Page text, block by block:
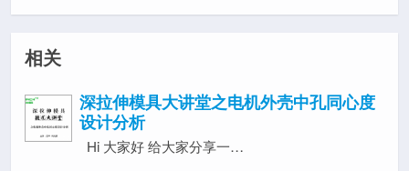
相关
深拉伸模具大讲堂之电机外壳中孔同心度
设计分析
Hi 大家好 给大家分享一…